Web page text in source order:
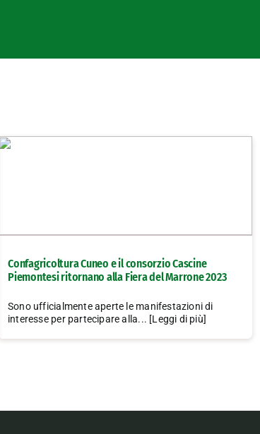
Confagricoltura Cuneo e il consorzio Cascine
Piemontesi ritornano alla Fiera del Marrone 2023
Sono ufficialmente aperte le manifestazioni di
interesse per partecipare alla... [Leggi di più]